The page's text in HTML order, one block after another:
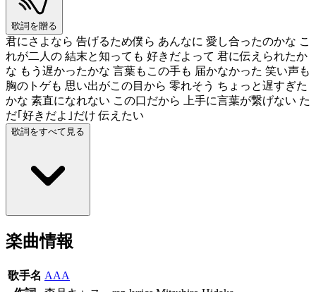
歌詞を贈る
君にさよなら 告げるため僕ら あんなに 愛し合ったのかな こ
れが二人の 結末と知っても 好きだよって 君に伝えられたか
な もう遅かったかな 言葉もこの手も 届かなかった 笑い声も
胸のトゲも 思い出がこの目から 零れそう ちょっと遅すぎた
かな 素直になれない この口だから 上手に言葉が繋げない た
だ｢好きだよ｣だけ 伝えたい
歌詞をすべて見る
楽曲情報
歌手名 AAA